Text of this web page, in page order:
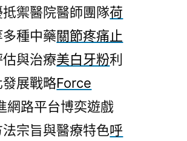
禦醫院醫師團隊荷
種中藥關節疼痛止
與治療美白牙粉利
展戰略Force
網路平台博奕遊戲
宗旨與醫療特色呼